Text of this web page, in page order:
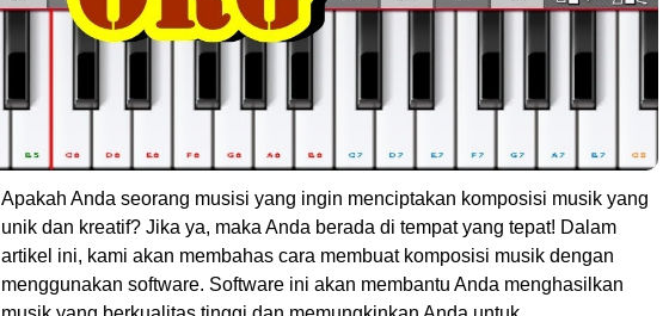
Apakah Anda seorang musisi yang ingin menciptakan komposisi musik yang
unik dan kreatif? Jika ya, maka Anda berada di tempat yang tepat! Dalam
artikel ini, kami akan membahas cara membuat komposisi musik dengan
menggunakan software. Software ini akan membantu Anda menghasilkan